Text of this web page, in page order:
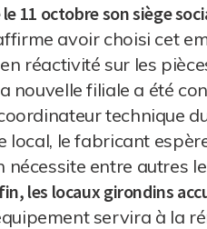
11 octobre son siège
avoir choisi cet
réactivité sur les
nouvelle filiale a été
technique
local, le fabricant
nécessite entre autres
les locaux girondins
servira à la